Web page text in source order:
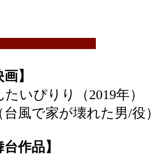
】
いぴりり（2019年）
で家が壊れた男/役
台作品】